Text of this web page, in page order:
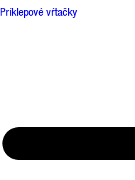
Príklepové vŕtačky